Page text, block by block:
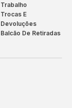
Trabalho
Trocas E
Devoluções
Balcão De Retiradas